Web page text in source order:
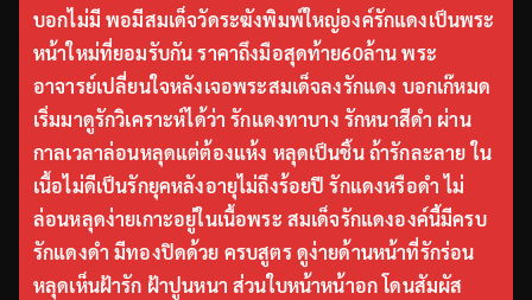
บอกไม่มี พอมีสมเด็จวัดระฆังพิมพ์ใหญ่องค์รักแดงเป็นพระ
หน้าใหม่ที่ยอมรับกัน ราคาถึงมือสุดท้าย60ล้าน พระ
อาจารย์เปลี่ยนใจหลังเจอพระสมเด็จลงรักแดง บอกเก๊หมด
เริ่มมาดูรักวิเคราะห์ได้ว่า รักแดงทาบาง รักหนาสีดำ ผ่าน
กาลเวลาล่อนหลุดแต่ต้องแห้ง หลุดเป็นชิ้น ถ้ารักละลาย ใน
เนื้อไม่ดีเป็นรักยุคหลังอายุไม่ถึงร้อยปี รักแดงหรือดำ ไม่
ล่อนหลุดง่ายเกาะอยู่ในเนื้อพระ สมเด็จรักแดงองค์นี้มีครบ
รักแดงดำ มีทองปิดด้วย ครบสูตร ดูง่ายด้านหน้าที่รักร่อน
หลุดเห็นฝ้ารัก ฝ้าปูนหนา ส่วนใบหน้าหน้าอก โดนสัมผัส